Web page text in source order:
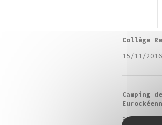
Collège
15/11/2016
Camping
30/06/2016